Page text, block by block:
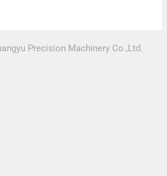
Precision Machinery Co.,Ltd.